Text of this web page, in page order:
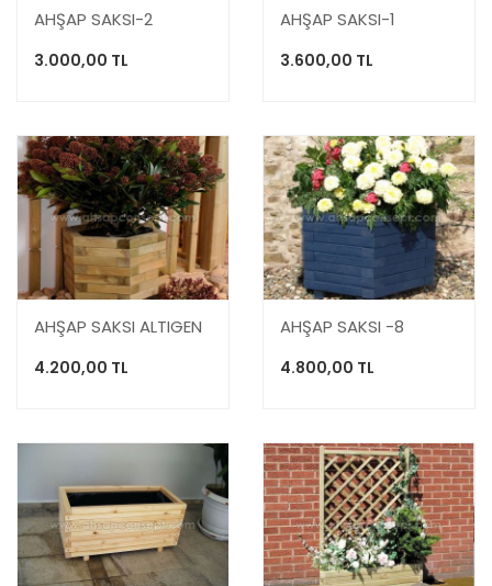
AHŞAP SAKSI-2
3.000,00 TL
AHŞAP SAKSI-1
3.600,00 TL
AHŞAP SAKSI ALTIGEN
4.200,00 TL
AHŞAP SAKSI -8
4.800,00 TL